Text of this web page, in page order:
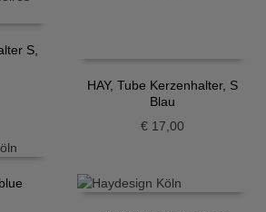
S,
HAY, Tube Kerzenhalter, S
Blau
€ 17,00